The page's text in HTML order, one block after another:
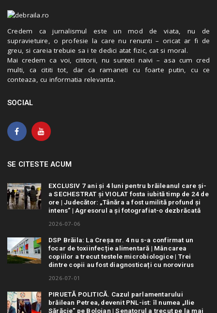
Credem ca jurnalismul este un mod de viata, nu de
supravietuire, o profesie la care nu renunti – oricat ar fi de
greu, si careia trebuie sa i te dedici atat fizic, cat si moral.
Mai credem ca voi, cititorii, nu sunteti naivi – asa cum cred
multi, ca cititi tot, dar ca ramaneti cu foarte putin, cu ce
conteaza, cu informatia relevanta.
SOCIAL
SE CITESTE ACUM
EXCLUSIV 7 ani și 4 luni pentru brăileanul care și-
a SECHESTRAT și VIOLAT fosta iubită timp de 24 de
ore | Judecător: „Tânăra a fost umilită profund și
intens” | Agresorul a și fotografiat-o dezbrăcată
2026-07-06
DSP Brăila: La Creșa nr. 4 nu s-a confirmat un
focar de toxiinfecție alimentară | Mâncarea
copiilor a trecut testele microbiologice | Trei
dintre copii au fost diagnosticați cu norovirus
2026-07-01
PIRUETĂ POLITICĂ. Cazul parlamentarului
brăilean Petrea, devenit PNL-ist: îl numea „Ilie
Sărăcie” pe Bolojan | Senatorul a trecut pe la mai